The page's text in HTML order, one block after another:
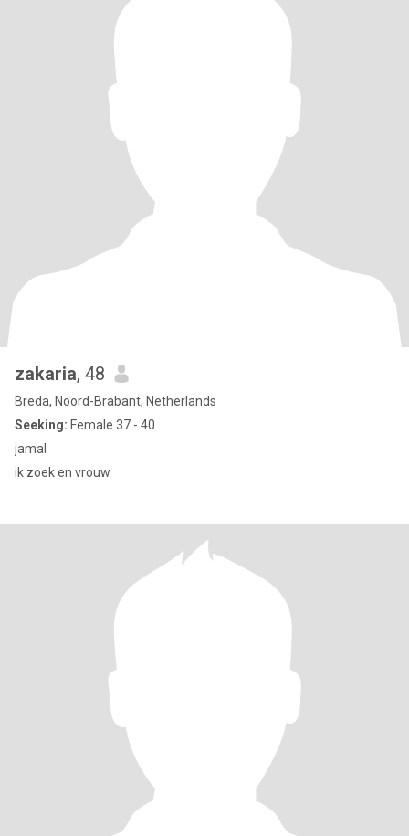
zakaria, 48
Breda, Noord-Brabant, Netherlands
Seeking: Female 37 - 40
jamal
ik zoek en vrouw